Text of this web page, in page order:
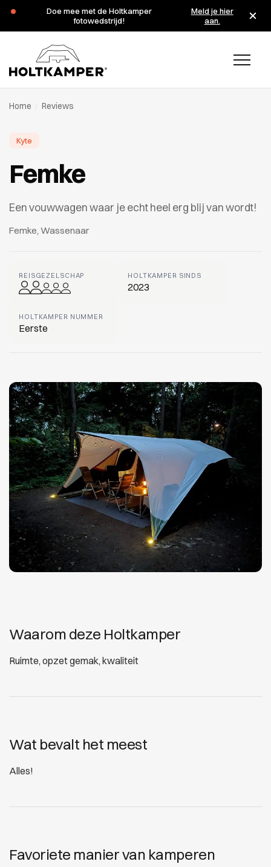
Doe mee met de Holtkamper
fotowedstrijd!
Meld je hier
aan.
Home Reviews
Kyte
Femke
Een vouwwagen waar je echt heel erg blij van wordt!
Femke, Wassenaar
REISGEZELSCHAP HOLTKAMPER SINDS
2023
HOLTKAMPER NUMMER
Eerste
Waarom deze Holtkamper
Ruimte, opzet gemak, kwaliteit
Wat bevalt het meest
Alles!
Favoriete manier van kamperen